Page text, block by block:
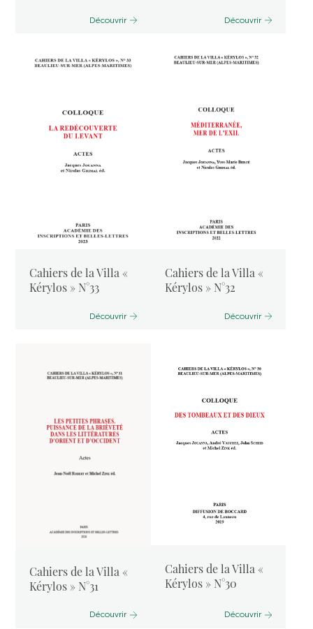
Découvrir Découvrir
Cahiers de la Villa «
Kérylos » N°33
Découvrir
Cahiers de la Villa «
Kérylos » N°32
Découvrir
Cahiers de la Villa «
Kérylos » N°31
Découvrir
Cahiers de la Villa «
Kérylos » N°30
Découvrir